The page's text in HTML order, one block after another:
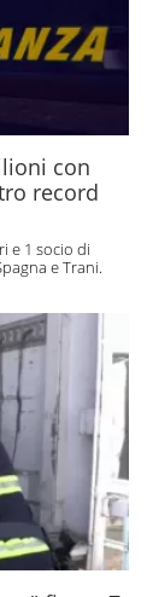
con
record
e 1 socio di
e Trani.